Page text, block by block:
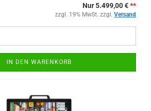
Nur 5.499,00 €**
zzgl. 19% MwSt. zzgl. Versand
IN DEN WARENKORB